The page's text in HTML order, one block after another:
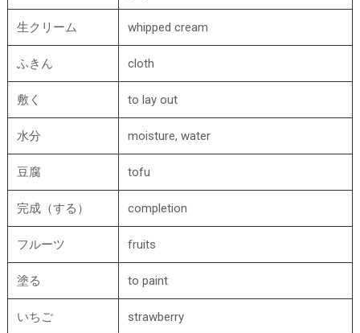
生クリーム whipped cream
ふきん cloth
敷く to lay out
水分 moisture, water
豆腐 tofu
完成（する） completion
フルーツ fruits
塗る to paint
いちご strawberry